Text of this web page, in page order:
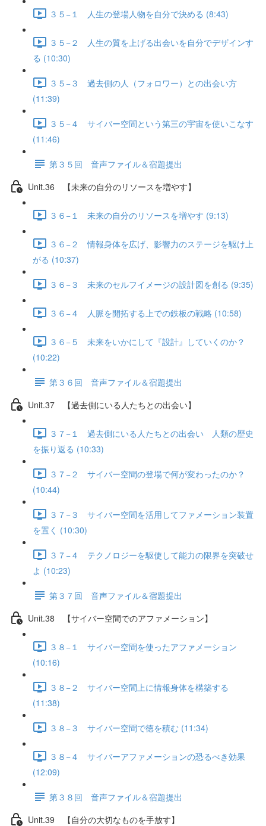
３５−１ 人生の登場人物を自分で決める (8:43)
３５−２ 人生の質を上げる出会いを自分でデザインす
る (10:30)
３５−３ 過去側の人（フォロワー）との出会い方
(11:39)
３５−４ サイバー空間という第三の宇宙を使いこなす
(11:46)
第３５回 音声ファイル＆宿題提出
Unit.36 【未来の自分のリソースを増やす】
３６−１ 未来の自分のリソースを増やす (9:13)
３６−２ 情報身体を広げ、影響力のステージを駆け上
がる (10:37)
３６−３ 未来のセルフイメージの設計図を創る (9:35)
３６−４ 人脈を開拓する上での鉄板の戦略 (10:58)
３６−５ 未来をいかにして『設計』していくのか？
(10:22)
第３６回 音声ファイル＆宿題提出
Unit.37 【過去側にいる人たちとの出会い】
３７−１ 過去側にいる人たちとの出会い 人類の歴史
を振り返る (10:33)
３７−２ サイバー空間の登場で何が変わったのか？
(10:44)
３７−３ サイバー空間を活用してファメーション装置
を置く (10:30)
３７−４ テクノロジーを駆使して能力の限界を突破せ
よ (10:23)
第３７回 音声ファイル＆宿題提出
Unit.38 【サイバー空間でのアファメーション】
３８−１ サイバー空間を使ったアファメーション
(10:16)
３８−２ サイバー空間上に情報身体を構築する
(11:38)
３８−３ サイバー空間で徳を積む (11:34)
３８−４ サイバーアファメーションの恐るべき効果
(12:09)
第３８回 音声ファイル＆宿題提出
Unit.39 【自分の大切なものを手放す】